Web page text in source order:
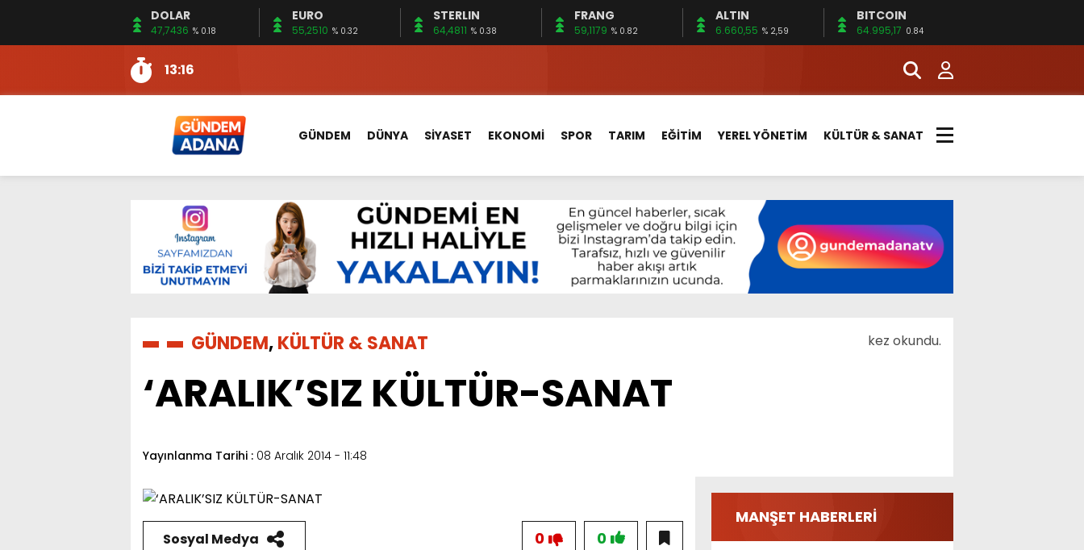
DOLAR
47,7436 % 0.18
EURO
55,2510 % 0.32
STERLIN
64,4811 % 0.38
FRANG
59,1179 % 0.82
ALTIN
6.660,55 % 2,59
BITCOIN
64.995,17 0.84
13:10
İKİNCİ 500’DE ADANA’DAN 15 FİRMA
13:16
2:08
16:00
AKILLI MERCEK HERKES İÇİN UYGUN MU?
10:06
ADANA’DAKİ CİNAYETLER MECLİSTE KONUŞULDU
13:54
NACAR: ESNAFIN SAĞLIK HİZMETLERİNİ KONUŞTUK
13:19
NACAR, DAHA İYİ SAĞLIK HİZMETLERİ İÇİN SAHADA
SULAMA KANALLARINDAKİ BOĞULMALARI ÖNLEMEK İÇİN GÖRÜŞTÜLER…
14:24
HERKES İÇİN ERİŞİLEBİLİR BEYİN SAĞLIĞI!
14:22
EMEKLİLER EN DÜŞÜK EMEKLİ AYLIĞININ 40 BİN LİRA OLMASINI İSTİYOR!
13:10
İKİNCİ 500’DE ADANA’DAN 15 FİRMA
GÜNDEM DÜNYA SİYASET EKONOMİ SPOR TARIM EĞİTİM YEREL YÖNETİM KÜLTÜR & SANAT
GÜNDEM,KÜLTÜR & SANAT kez okundu.
‘ARALIK’SIZ KÜLTÜR-SANAT
Yayınlanma Tarihi : 08 Aralık 2014 - 11:48
MANŞET HABERLERİ
Sosyal Medya 0
0